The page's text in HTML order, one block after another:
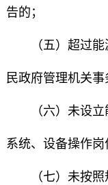
告的；
（五）超过能
民政府管理机关事
（六）未设立
系统、设备操作岗
（七）未按照